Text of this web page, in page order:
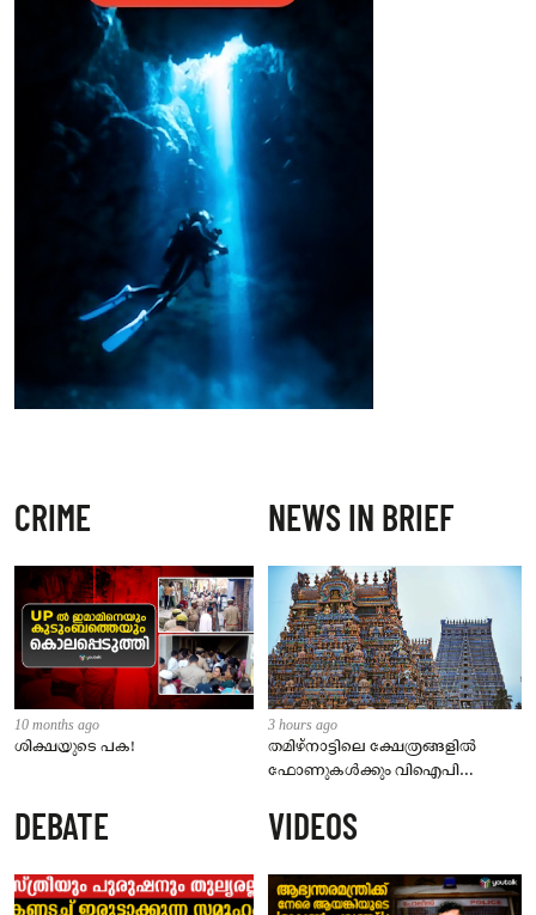
CRIME
10 months ago
ശിക്ഷയുടെ പക!
NEWS IN BRIEF
3 hours ago
തമിഴ്‌നാട്ടിലെ ക്ഷേത്രങ്ങളിൽ
ഫോണുകൾക്കും വിഐപി
സെപ്റ്റംബർ 1 മുതൽ നിലവിൽ
വരും
DEBATE VIDEOS